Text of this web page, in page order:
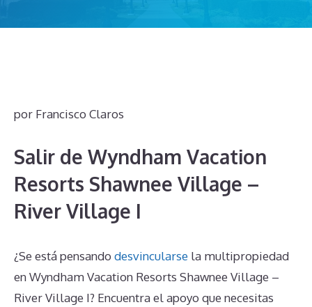
por Francisco Claros
Salir de Wyndham Vacation
Resorts Shawnee Village –
River Village I
¿Se está pensando desvincularse la multipropiedad
en Wyndham Vacation Resorts Shawnee Village –
River Village I? Encuentra el apoyo que necesitas